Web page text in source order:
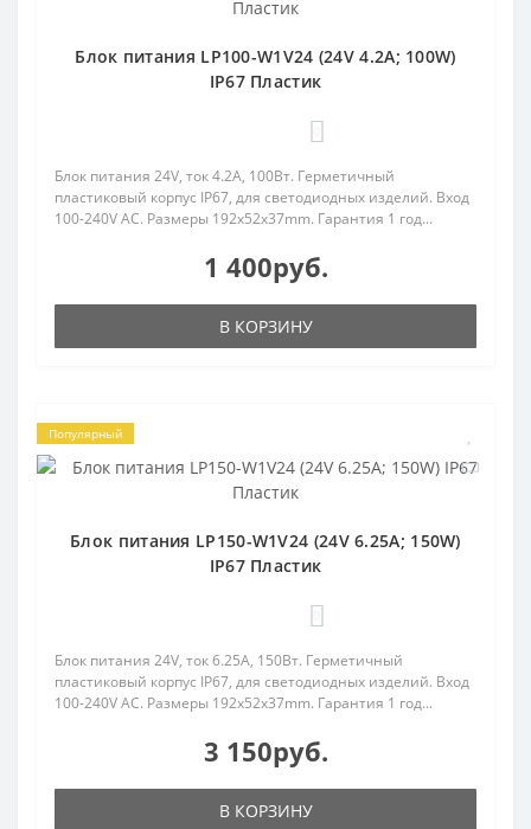
Блок питания LP100-W1V24 (24V 4.2A; 100W)
IP67 Пластик
Блок питания 24V, ток 4.2А, 100Вт. Герметичный
пластиковый корпус IP67, для светодиодных изделий. Вход
100-240V AC. Размеры 192x52x37mm. Гарантия 1 год...
1 400руб.
В КОРЗИНУ
Популярный
Блок питания LP150-W1V24 (24V 6.25A; 150W)
IP67 Пластик
Блок питания 24V, ток 6.25А, 150Вт. Герметичный
пластиковый корпус IP67, для светодиодных изделий. Вход
100-240V AC. Размеры 192x52x37mm. Гарантия 1 год...
3 150руб.
В КОРЗИНУ